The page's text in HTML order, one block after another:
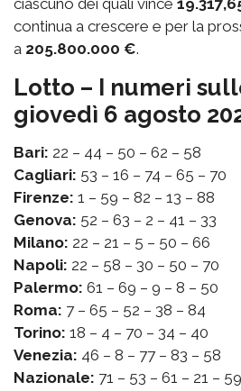
continua a crescere e per la
a 205.800.000 €.
Lotto – I numeri
giovedì 6 agosto
Bari: 22 – 44 – 50 – 62 – 58
Cagliari: 53 – 16 – 74 – 65 – 70
Firenze: 1 – 59 – 82 – 13 – 88
Genova: 52 – 63 – 2 – 41 – 33
Milano: 22 – 21 – 5 – 50 – 66
Napoli: 22 – 58 – 30 – 50 – 70
Palermo: 61 – 69 – 9 – 8 – 50
Roma: 7 – 65 – 52 – 38 – 84
Torino: 18 – 4 – 70 – 34 – 40
Venezia: 46 – 8 – 77 – 83 – 58
Nazionale: 71 – 53 – 61 – 21 – 59